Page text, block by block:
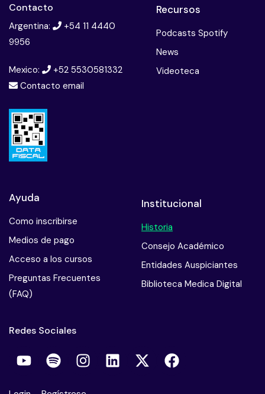
Contacto
Argentina:
+54 11 4440
9956
Mexico:
+52 5530581332
Contacto email
Recursos
Podcasts Spotify
News
Videoteca
Ayuda
Como inscribirse
Medios de pago
Acceso a los cursos
Preguntas Frecuentes
(FAQ)
Institucional
Historia
Consejo Académico
Entidades Auspiciantes
Biblioteca Medica Digital
Redes Sociales